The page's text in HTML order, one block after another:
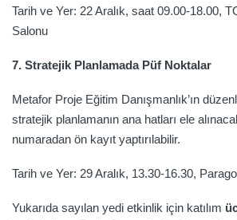
Tarih ve Yer: 22 Aralık, saat 09.00-18.00,
Salonu
7. Stratejik Planlamada Püf Noktalar
Metafor Proje Eğitim Danışmanlık’ın
stratejik planlamanın ana hatları ele
numaradan ön kayıt yaptırılabilir.
Tarih ve Yer: 29 Aralık, 13.30-16.30,
Yukarıda sayılan yedi etkinlik için katılım